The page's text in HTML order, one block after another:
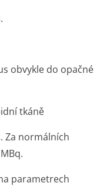
obvykle do opačné
tkáně
Za normálních
parametrech